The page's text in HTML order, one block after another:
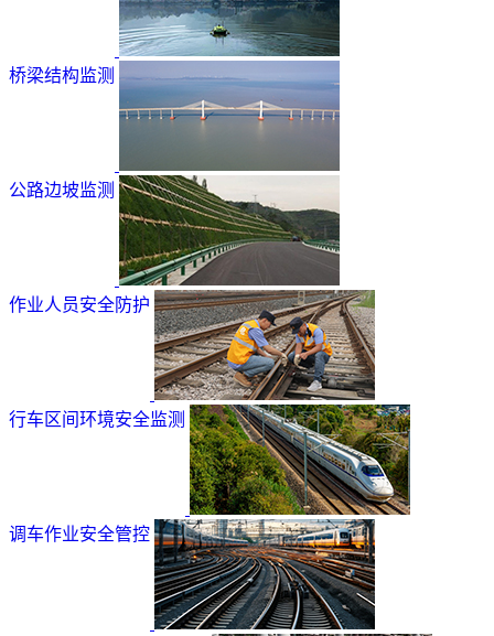
桥梁结构监测
公路边坡监测
作业人员安全防护
行车区间环境安全监测
调车作业安全管控